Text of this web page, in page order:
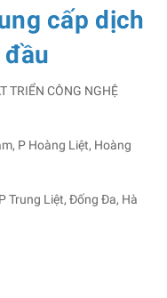
cấp dịch
TRIỂN CÔNG NGHỆ
P Hoàng Liệt, Hoàng
Trung Liệt, Đống Đa, Hà